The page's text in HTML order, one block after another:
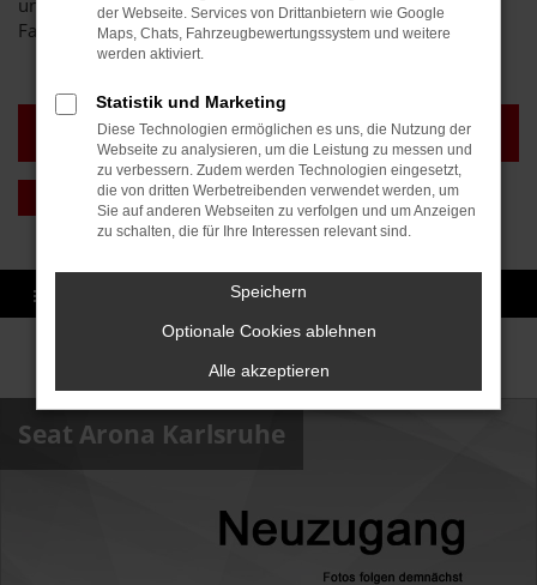
und größer Motivation, wenn es um den Verkauf von
Fahrzeugen in Baden und anderen Regionen geht.
TAGESZULASSUNG
KARLSRUHE
GEBRAUCHTWAGEN
KARLSRUHE
NEUWAGEN KARLSRUHE
Sofort verfügbare Modelle
Seat Arona Karlsruhe
der Webseite. Services von Drittanbietern wie Google
Maps, Chats, Fahrzeugbewertungssystem und weitere
werden aktiviert.
Statistik und Marketing
Diese Technologien ermöglichen es uns, die Nutzung der
Webseite zu analysieren, um die Leistung zu messen und
zu verbessern. Zudem werden Technologien eingesetzt,
die von dritten Werbetreibenden verwendet werden, um
Sie auf anderen Webseiten zu verfolgen und um Anzeigen
zu schalten, die für Ihre Interessen relevant sind.
Speichern
Optionale Cookies ablehnen
Alle akzeptieren